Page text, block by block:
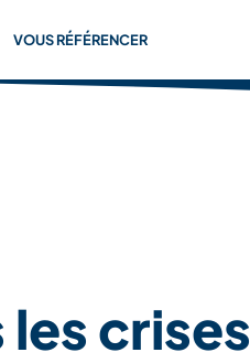
VOUS RÉFÉRENCER
crises